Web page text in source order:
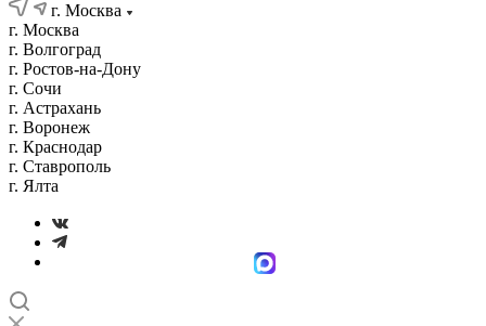
г. Москва
г. Москва
г. Волгоград
г. Ростов-на-Дону
г. Сочи
г. Астрахань
г. Воронеж
г. Краснодар
г. Ставрополь
г. Ялта